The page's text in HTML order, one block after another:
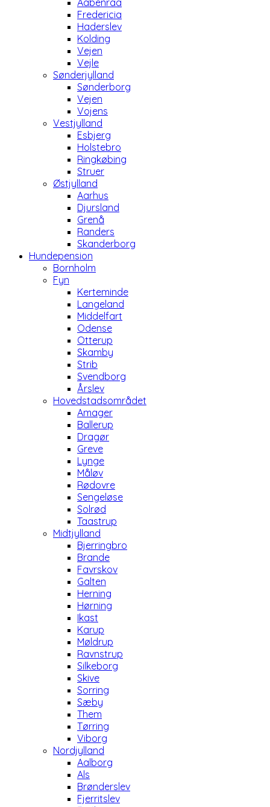
Aabenraa
Fredericia
Haderslev
Kolding
Vejen
Vejle
Sønderjylland
Sønderborg
Vejen
Vojens
Vestjylland
Esbjerg
Holstebro
Ringkøbing
Struer
Østjylland
Aarhus
Djursland
Grenå
Randers
Skanderborg
Hundepension
Bornholm
Fyn
Kerteminde
Langeland
Middelfart
Odense
Otterup
Skamby
Strib
Svendborg
Årslev
Hovedstadsområdet
Amager
Ballerup
Dragør
Greve
Lynge
Måløv
Rødovre
Sengeløse
Solrød
Taastrup
Midtjylland
Bjerringbro
Brande
Favrskov
Galten
Herning
Hørning
Ikast
Karup
Møldrup
Ravnstrup
Silkeborg
Skive
Sorring
Sæby
Them
Tørring
Viborg
Nordjylland
Aalborg
Als
Brønderslev
Fjerritslev